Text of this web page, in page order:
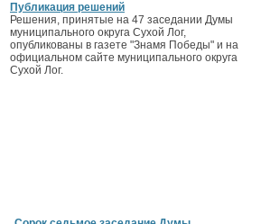
Публикация решений
Решения, принятые на 47 заседании Думы
муниципального округа Сухой Лог,
опубликованы в газете "Знамя Победы" и на
официальном сайте муниципального округа
Сухой Лог.